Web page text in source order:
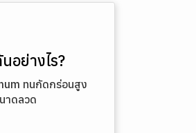
อย่างไร?
ทนกัดกร่อนสูง
าดลวด